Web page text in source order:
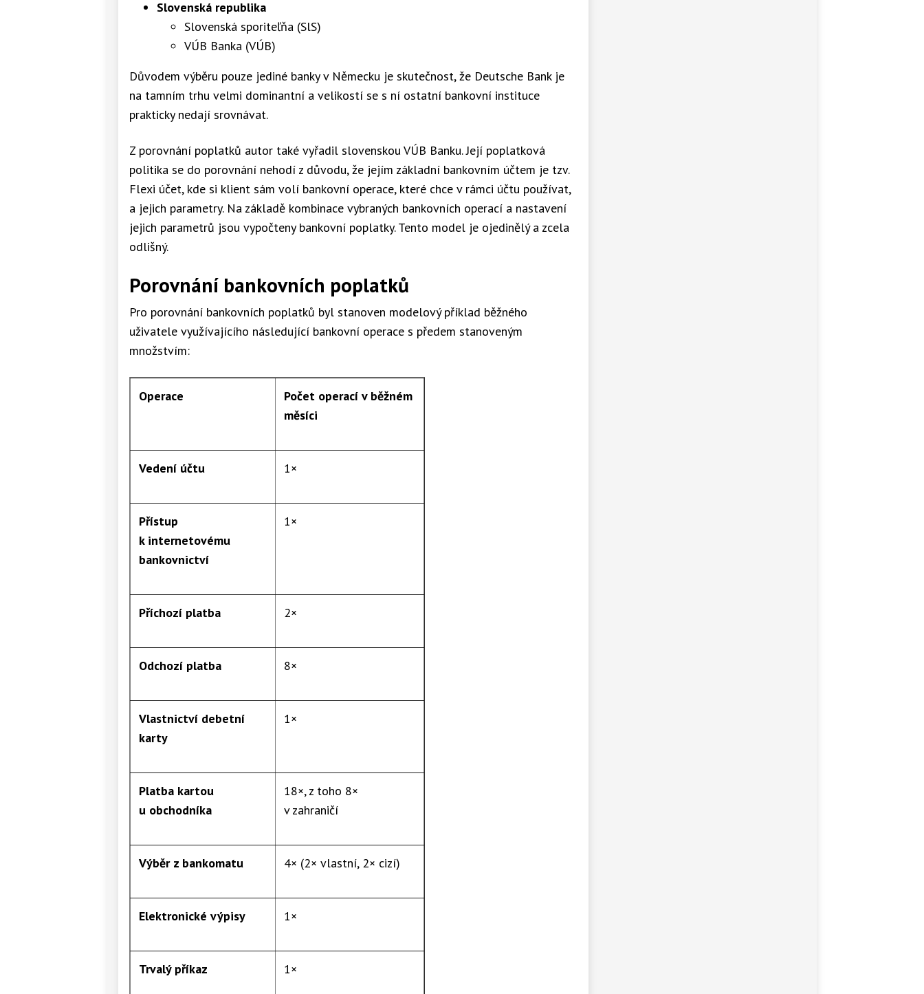
Slovenská republika
Slovenská sporiteľňa (SlS)
VÚB Banka (VÚB)
Důvodem výběru pouze jediné banky v Německu je skutečnost, že Deutsche Bank je
na tamním trhu velmi dominantní a velikostí se s ní ostatní bankovní instituce
prakticky nedají srovnávat.
Z porovnání poplatků autor také vyřadil slovenskou VÚB Banku. Její poplatková
politika se do porovnání nehodí z důvodu, že jejím základní bankovním účtem je tzv.
Flexi účet, kde si klient sám volí bankovní operace, které chce v rámci účtu používat,
a jejich parametry. Na základě kombinace vybraných bankovních operací a nastavení
jejich parametrů jsou vypočteny bankovní poplatky. Tento model je ojedinělý a zcela
odlišný.
Porovnání bankovních poplatků
Pro porovnání bankovních poplatků byl stanoven modelový příklad běžného
uživatele využívajícího následující bankovní operace s předem stanoveným
množstvím:
Operace
Počet operací v běžném
měsíci
Vedení účtu 1×
Přístup
k internetovému
bankovnictví
1×
Příchozí platba 2×
Odchozí platba 8×
Vlastnictví debetní
karty
1×
Platba kartou
u obchodníka
18×, z toho 8×
v zahraničí
Výběr z bankomatu 4× (2× vlastní, 2× cizí)
Elektronické výpisy 1×
Trvalý příkaz 1×